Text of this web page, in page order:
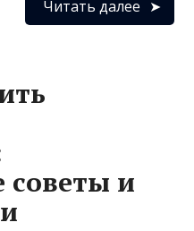
Читать далее
советы и